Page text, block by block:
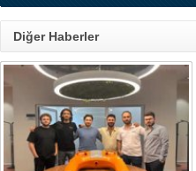
Diğer Haberler